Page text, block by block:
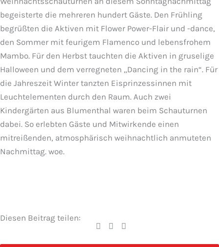
begeisterte die mehreren hundert Gäste. Den Frühling
begrüßten die Aktiven mit Flower Power-Flair und -dance,
den Sommer mit feurigem Flamenco und lebensfrohem
Mambo. Für den Herbst tauchten die Aktiven in gruselige
Halloween und dem verregneten „Dancing in the rain“. Für
die Jahreszeit Winter tanzten Eisprinzessinnen mit
Leuchtelementen durch den Raum. Auch zwei
Kindergärten aus Blumenthal waren beim Schauturnen
dabei. So erlebten Gäste und Mitwirkende einen
mitreißenden, atmosphärisch weihnachtlich anmuteten
Nachmittag. woe.
Diesen Beitrag teilen: